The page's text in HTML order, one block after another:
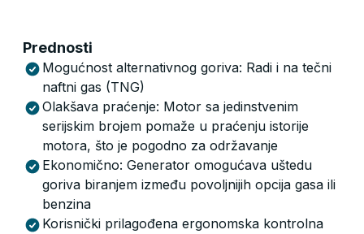
Prednosti
Mogućnost alternativnog goriva: Radi i na tečni
naftni gas (TNG)
Olakšava praćenje: Motor sa jedinstvenim
serijskim brojem pomaže u praćenju istorije
motora, što je pogodno za održavanje
Ekonomično: Generator omogućava uštedu
goriva biranjem između povoljnijih opcija gasa ili
benzina
Korisnički prilagođena ergonomska kontrolna